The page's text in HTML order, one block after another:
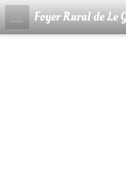
Foyer Rural de Le